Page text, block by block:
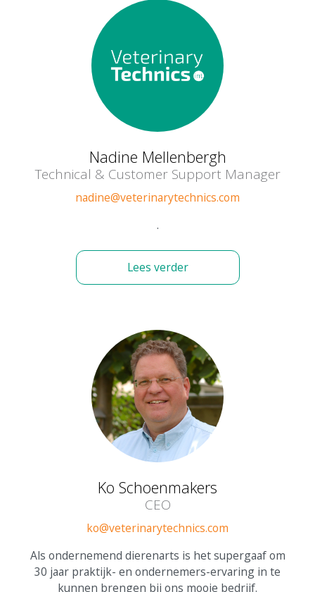
Nadine Mellenbergh
Technical & Customer Support Manager
nadine@veterinarytechnics.com
.
Lees verder
Ko Schoenmakers
CEO
ko@veterinarytechnics.com
Als ondernemend dierenarts is het supergaaf om
30 jaar praktijk- en ondernemers-ervaring in te
kunnen brengen bij ons mooie bedrijf.